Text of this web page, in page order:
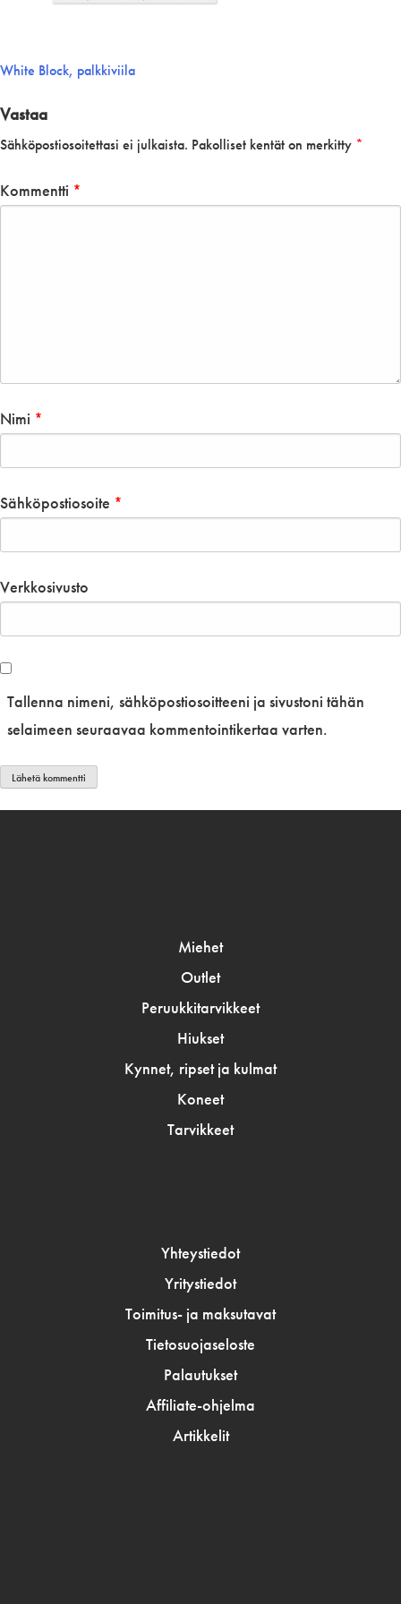
Artikkelien
White Block, palkkiviila
Vastaa
Sähköpostiosoitettasi ei julkaista. Pakolliset kentät on merkitty *
Kommentti *
Nimi *
Sähköpostiosoite *
Verkkosivusto
Tallenna nimeni, sähköpostiosoitteeni ja sivustoni tähän
selaimeen seuraavaa kommentointikertaa varten.
Miehet
Outlet
Peruukkitarvikkeet
Hiukset
Kynnet, ripset ja kulmat
Koneet
Tarvikkeet
Yhteystiedot
Yritystiedot
Toimitus- ja maksutavat
Tietosuojaseloste
Palautukset
Affiliate-ohjelma
Artikkelit